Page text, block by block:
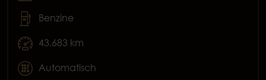
Benzine
43.683 km
Automatisch